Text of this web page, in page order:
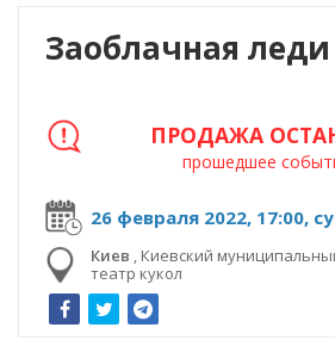
Заоблачная леди
26 февраля 2022, 17:00,
Киев , Киевский
театр кукол
ПРОДАЖА
прошедшее